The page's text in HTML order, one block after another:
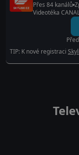
Přes 84 kanálů
Videotéka
TIP: K nové registraci